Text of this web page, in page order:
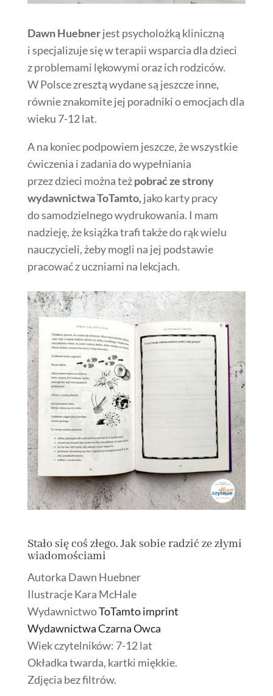
Dawn Huebnerjest psycholożką kliniczną
i specjalizuje się w terapii wsparcia dla dzieci
z problemami lękowymi oraz ich rodziców.
W Polsce zresztą wydane są jeszcze inne,
równie znakomite jej poradniki o emocjach dla
wieku 7-12 lat.
A na koniec podpowiem jeszcze, że wszystkie
ćwiczenia i zadania do wypełniania
przez dzieci można teżpobrać ze strony
wydawnictwa ToTamto,jako karty pracy
do samodzielnego wydrukowania. I mam
nadzieję, że książka trafi także do rąk wielu
nauczycieli, żeby mogli na jej podstawie
pracować z uczniami na lekcjach.
Stało się coś złego. Jak sobie radzić ze złymi
wiadomościami
Autorka Dawn Huebner
Ilustracje Kara McHale
WydawnictwoToTamto imprint
Wydawnictwa Czarna Owca
Wiek czytelników: 7-12 lat
Okładka twarda, kartki miękkie.
Zdjęcia bez filtrów.